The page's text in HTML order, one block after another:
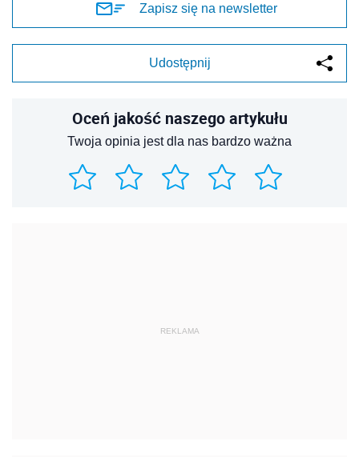
Zapisz się na newsletter
Udostępnij
Oceń jakość naszego artykułu
Twoja opinia jest dla nas bardzo ważna
REKLAMA